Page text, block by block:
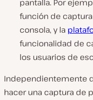
pantalla. Por
función de
consola, y la
funcionalidad de
los usuarios de
Independientemente
hacer una captura de